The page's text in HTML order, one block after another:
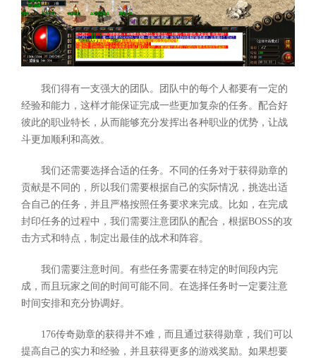
我们得有一支强大的团队。团队中的每个人都要有一定的
经验和能力，这样才能保证完成一些更加复杂的任务。配合好
彼此的职业特长，从而能够充分发挥出各种职业的优势，让战
斗更加顺利和高效。
我们还需要选择合适的任务。不同的任务对于获得勋章的
贡献是不同的，所以我们需要根据自己的实际情况，挑选出适
合自己的任务，并且严格按照任务要求来完成。比如，在完成
封印任务的过程中，我们需要注意团队的配合，根据BOSS的攻
击方式和特点，制定出最佳的战术和阵容。
我们需要注意时间。有些任务需要在特定的时间段内完
成，而且玩家之间的时间可能不同。在选择任务时一定要注意
时间安排和充分协调好。
176传奇勋章的获得并不难，而且通过获得勋章，我们可以
提高自己的实力和经验，并且获得更多的游戏奖励。如果想要